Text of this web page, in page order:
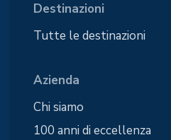
Destinazioni
Tutte le destinazioni
Azienda
Chi siamo
100 anni di eccellenza